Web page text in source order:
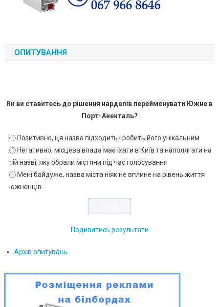
ОПИТУВАННЯ
Як ви ставитесь до рішення нардепів перейменувати Южне в
Порт-Аненталь?
Позитивно, ця назва підходить і робить його унікальним
Негативно, місцева влада має їхати в Київ та наполягати на
тій назві, яку обрали містяни під час голосування
Мені байдуже, назва міста ніяк не вплине на рівень життя
южненців
Подивитись результати
Архів опитувань